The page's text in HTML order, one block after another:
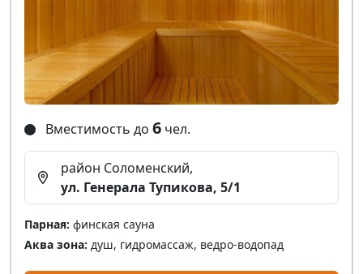
Вместимость до 6 чел.
район Соломенский,
ул. Генерала Тупикова, 5/1
Парная: финская сауна
Аква зона: душ, гидромассаж, ведро-водопад